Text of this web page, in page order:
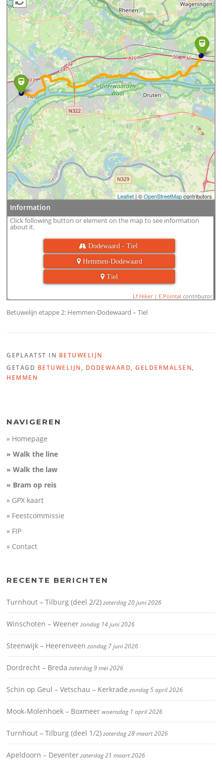
Leaflet| ©OpenStreetMapcontributors
 Dodewaard - Tiel
 Hemmen-Dodewaard
 Tiel
Distance (km)
Elevation (m)
Maximum elevation:
Elevation gain:75 m
Information
Click following button or element on the map to see information
about it.
Lf Hiker| E.Pointal contributor
Betuwelijn etappe 2: Hemmen-Dodewaard – Tiel
GEPLAATST IN BETUWELIJN
GETAGD BETUWELIJN, DODEWAARD,GELDERMALSEN,
HEMMEN
NAVIGEREN
» Homepage
» Walk the line
» Walk the law
» Bram op reis
» GPX kaart
» Feestcommissie
» FIP
» Contact
RECENTE BERICHTEN
Turnhout – Tilburg (deel 2/2)zaterdag 20 juni 2026
Winschoten – Weenerzondag 14 juni 2026
Steenwijk – Heerenveen zondag 7 juni 2026
Dordrecht – Breda zaterdag 9 mei 2026
Schin op Geul – Vetschau – Kerkrade zondag 5 april 2026
Mook-Molenhoek – Boxmeerwoensdag 1 april 2026
Turnhout – Tilburg (deel 1/2)zaterdag 28 maart 2026
Apeldoorn – Deventerzaterdag 21 maart 2026